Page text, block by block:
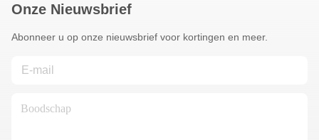
Onze Nieuwsbrief
Abonneer u op onze nieuwsbrief voor kortingen en meer.